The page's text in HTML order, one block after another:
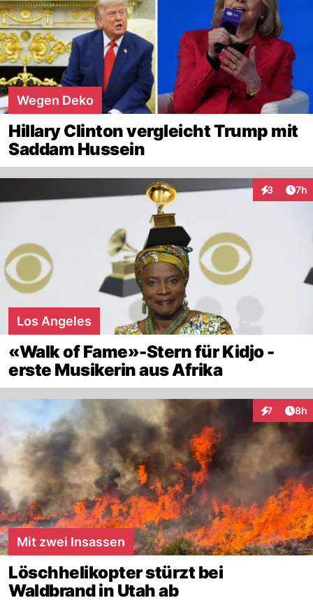
Wegen Deko
Hillary Clinton vergleicht Trump mit
Saddam Hussein
3 7h
Los Angeles
«Walk of Fame»-Stern für Kidjo -
erste Musikerin aus Afrika
7 8h
Mit zwei Insassen
Löschhelikopter stürzt bei
Waldbrand in Utah ab